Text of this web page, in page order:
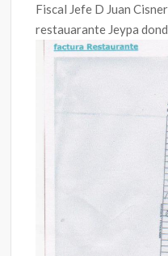
Fiscal Jefe D Juan
restauarante Jeypa